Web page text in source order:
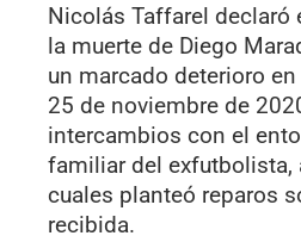
Nicolás Taffarel declaró
la muerte de Diego
un marcado deterioro
25 de noviembre de
intercambios con el
familiar del exfutbolista,
cuales planteó reparos
recibida.